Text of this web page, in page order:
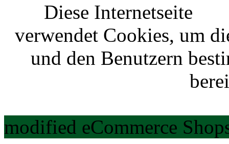
Diese Internetseite
verwendet Cookies, um
und den Benutzern
modified eCommerce